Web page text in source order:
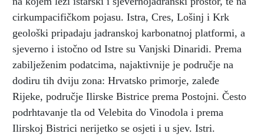
cirkumpacifičkom pojasu. Istra, Cres, Lošinj i Krk
geološki pripadaju jadranskoj karbonatnoj platformi, a
sjeverno i istočno od Istre su Vanjski Dinaridi. Prema
zabilježenim podatcima, najaktivnije je područje na
dodiru tih dviju zona: Hrvatsko primorje, zaleđe
Rijeke, područje Ilirske Bistrice prema Postojni. Često
podrhtavanje tla od Velebita do Vinodola i prema
Ilirskoj Bistrici nerijetko se osjeti i u sjev. Istri.